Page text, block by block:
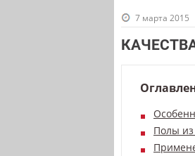
7 марта 2015
Полы